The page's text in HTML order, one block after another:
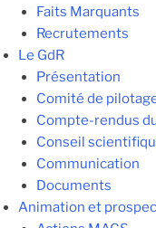
Faits Marquants
Recrutements
Le GdR
Présentation
Comité de
Compte-rendus
Conseil
Communication
Documents
Animation et